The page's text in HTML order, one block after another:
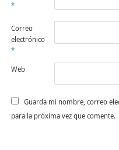
*
Correo
electrónico
*
Web
Guarda mi nombre, correo
para la próxima vez que comente.